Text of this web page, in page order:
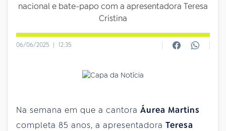
nacional e bate-papo com a apresentadora Teresa
Cristina
06/06/2025 | 12:35
Na semana em que a cantora Áurea Martins
completa 85 anos, a apresentadora Teresa